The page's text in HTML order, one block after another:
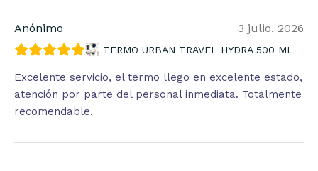
Anónimo 3 julio, 2026
TERMO URBAN TRAVEL HYDRA 500 ML
Excelente servicio, el termo llego en excelente estado,
atención por parte del personal inmediata. Totalmente
recomendable.